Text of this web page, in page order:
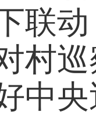
联
村
中